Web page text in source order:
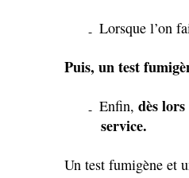
Lorsque l’on
Puis, un test
Enfin, dès
service.
Un test fumigène et